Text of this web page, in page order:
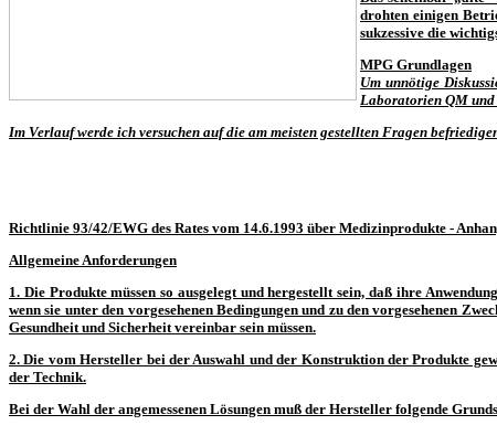
drohten einigen
sukzessive die
MPG Grundlagen
Um unnötige
Laboratorien QM
Im Verlauf werde ich versuchen auf die am meisten gestellten Fragen
Richtlinie 93/42/EWG des Rates vom 14.6.1993 über Medizinprodukte -
Allgemeine Anforderungen
1. Die Produkte müssen so ausgelegt und hergestellt sein, daß ihre
wenn sie unter den vorgesehenen Bedingungen und zu den vorgesehenen
Gesundheit und Sicherheit vereinbar sein müssen.
2. Die vom Hersteller bei der Auswahl und der Konstruktion der Produkte
der Technik.
Bei der Wahl der angemessenen Lösungen muß der Hersteller folgende